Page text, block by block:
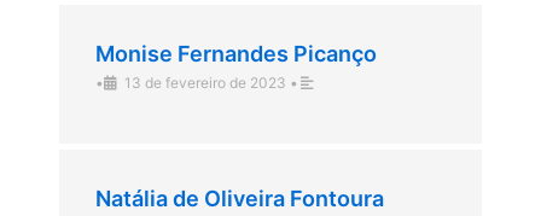
Monise Fernandes Picanço
• 13 de fevereiro de 2023 •
Natália de Oliveira Fontoura